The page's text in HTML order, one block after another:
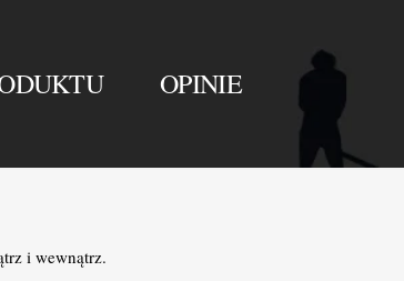
OPINIE
i wewnątrz.